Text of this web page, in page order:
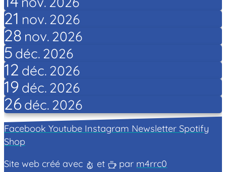
21 nov. 2026
28 nov. 2026
5 déc. 2026
12 déc. 2026
19 déc. 2026
26 déc. 2026
Facebook Youtube Instagram Newsletter Spotify
Shop
Site web créé avec
et par m4rrc0